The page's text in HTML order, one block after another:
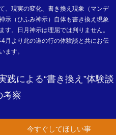
、現実の変化、書き換え現象（マンデ
示（ひふみ神示）自体も書き換え現象
す。日月神示は理屈では判りません。
月より此の道の行の体験談と共にお伝
ます。
践による“書き換え”体験談
考察
今すぐしてほしい事